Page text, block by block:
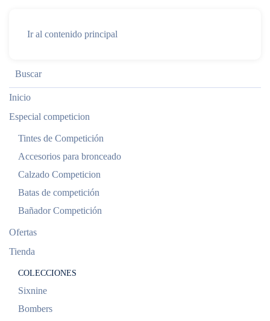
Ir al contenido principal
Inicio
Especial competicion
Tintes de Competición
Accesorios para bronceado
Calzado Competicion
Batas de competición
Bañador Competición
Ofertas
Tienda
COLECCIONES
Sixnine
Bombers